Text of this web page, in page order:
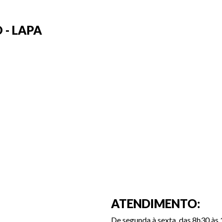
- LAPA
ATENDIMENTO:
De segunda à sexta, das 8h30 às